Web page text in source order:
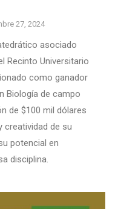
27, 2024
asociado
Recinto Universitario
como ganador
Biología de campo
de $100 mil dólares
creatividad de su
potencial en
disciplina.